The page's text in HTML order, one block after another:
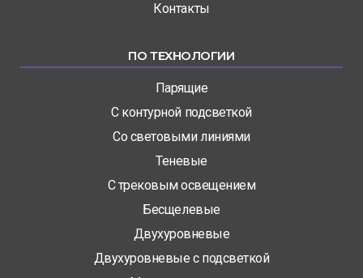
Контакты
ПО ТЕХНОЛОГИИ
Парящие
С контурной подсветкой
Со световыми линиями
Теневые
С трековым освещением
Бесщелевые
Двухуровневые
Двухуровневые с подсветкой